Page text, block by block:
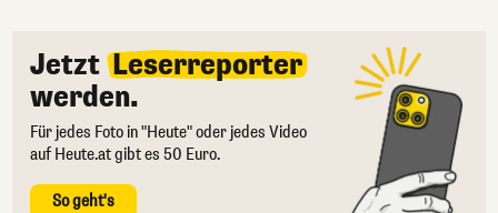
Jetzt Leserreporter
werden.
Für jedes Foto in "Heute" oder jedes Video
auf Heute.at gibt es 50 Euro.
So geht's